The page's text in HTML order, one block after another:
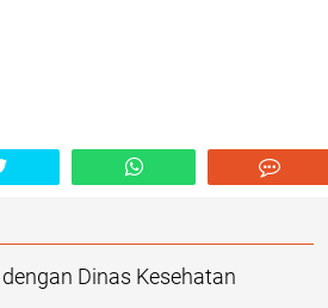
Dinas Kesehatan